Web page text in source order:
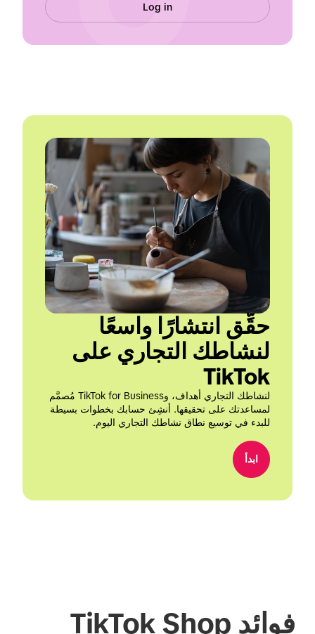
Log in
TikTok
للبدء في توسيع نطاق نشاطك التجاري اليوم.
ابدأ
فوائد TikTok Shop